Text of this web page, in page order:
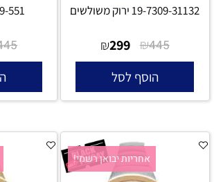
19-7309-31132 ירוק משולשים
₪445
₪299
הוסף לסל
19-
אחריות יבואן רשמי!